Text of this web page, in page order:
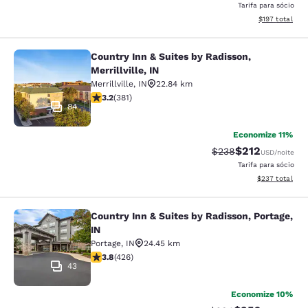
Tarifa para sócio
Exibir
$197 total
Country Inn & Suites by Radisson,
84
Country Inn & Suites by Radisson,
Merrillville, IN
Merrillville, IN
22.84 km
classificação 3.18 estrelas. Bom. 381 avaliações
3.2(381)
Economize 11%
Tarifa anterior
$238Tarifa com
$212USD/noite
Tarifa para sócio
Exibir
$237 total
Country Inn & Suites by Radisson,
43
Country Inn & Suites by Radisson, Portage,
IN
Portage, IN
24.45 km
classificação 3.79 estrelas. Bom. 426 avaliações
3.8(426)
Economize 10%